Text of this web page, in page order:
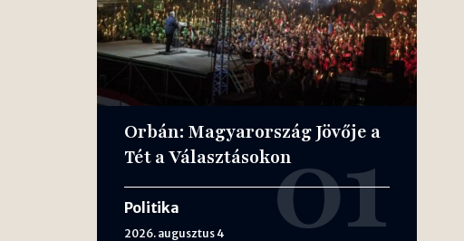
Orbán: Magyarország Jövője a
Tét a Választásokon
Politika
2026. augusztus 4